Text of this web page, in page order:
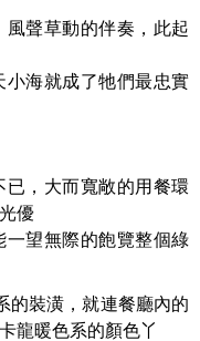
聲草動的伴奏，此起
小海就成了牠們最忠實
已，大而寬敞的用餐環
優
望無際的飽覽整個綠
的裝潢，就連餐廳內的
龍暖色系的顏色丫